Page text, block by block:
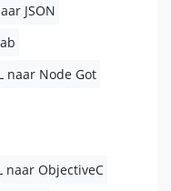
JSON
naar Node Got
naar ObjectiveC